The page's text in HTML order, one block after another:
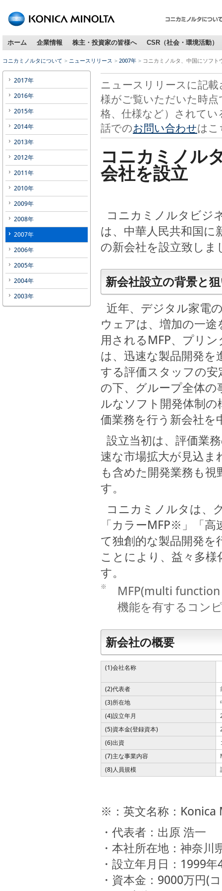
ホーム 企業情報 株主・投資家の皆様へ CSR（社会・環境活動）
コニカミノルタについて ニュースリリース 2007年 コニカミノルタ、中国にソフト
ニュースリリースに記
様がご覧いただいた時
格、仕様など）されて
話でのお問い合わせは
コニカミノル
会社を設立
コニカミノルタビジ
は、中華人民共和国
の新会社を設立致し
新会社設立の背景と
近年、デジタル家電
ウェアは、増加の一
用されるMFP、プリ
は、迅速な製品開発
する評価スタッフの
の下、グループ全体
ルなソフト開発体制
価業務を行う新会社を
設立当初は、評価業
速な市場拡大が見込
も含めた開発業務も
す。
コニカミノルタは、
「カラーMFP※」「
て独創的な製品開発
ことにより、益々多
す。
※
MFP(multi function
機能を有するコン
新会社の概要
(1)会社名称
(2)代表者
(3)所在地
(4)設立年月
(5)資本金(登録資本)
(6)出資
(7)主な事業内容
(8)人員規模
※：英文名称：
・代表者：出原 浩一
・本社所在地：神奈
・設立年月日：
・資本金：9000万円(
2017年
2016年
2015年
2014年
2013年
2012年
2011年
2010年
2009年
2008年
2007年
2006年
2005年
2004年
2003年